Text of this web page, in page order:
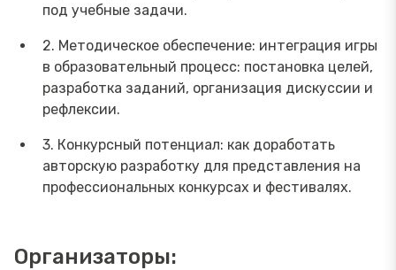
под учебные задачи.
2. Методическое обеспечение: интеграция игры
в образовательный процесс: постановка целей,
разработка заданий, организация дискуссии и
рефлексии.
3. Конкурсный потенциал: как доработать
авторскую разработку для представления на
профессиональных конкурсах и фестивалях.
Организаторы: